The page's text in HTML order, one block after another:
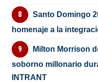
Santo Domingo
homenaje a la
Milton Morrison
soborno millonario
INTRANT